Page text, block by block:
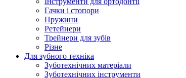
Гачки і стопори
Пружини
Ретейнери
Трейнери для зубів
Різне
Для зубного техніка
Зуботехнічних матеріали
Зуботехнічних інструменти